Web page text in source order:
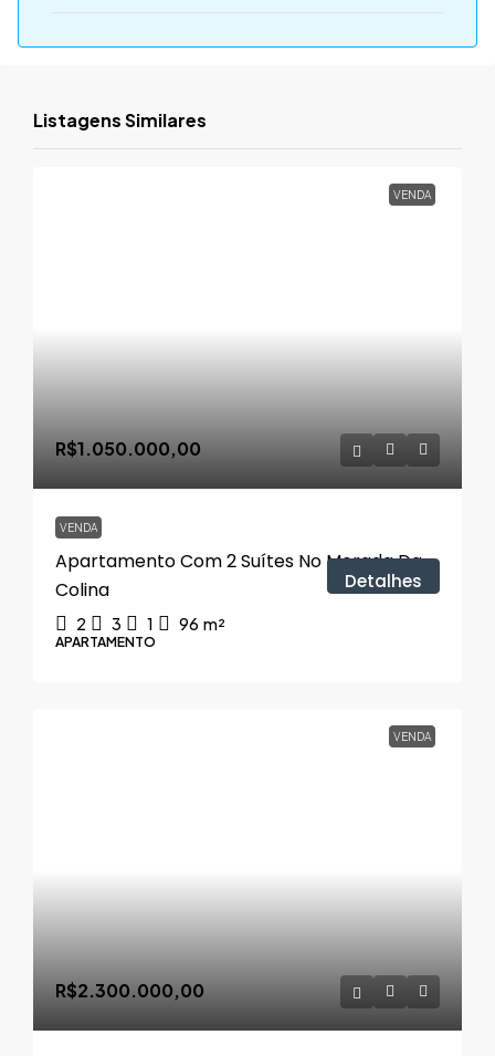
Listagens Similares
VENDA
R$1.050.000,00
VENDA
Apartamento Com 2 Suítes No Morada Da
Colina
2 3 1 96 m²
APARTAMENTO
Detalhes
VENDA
R$2.300.000,00